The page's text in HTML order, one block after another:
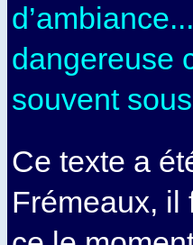
dangereuse
souvent
Ce texte a
Frémeaux, il